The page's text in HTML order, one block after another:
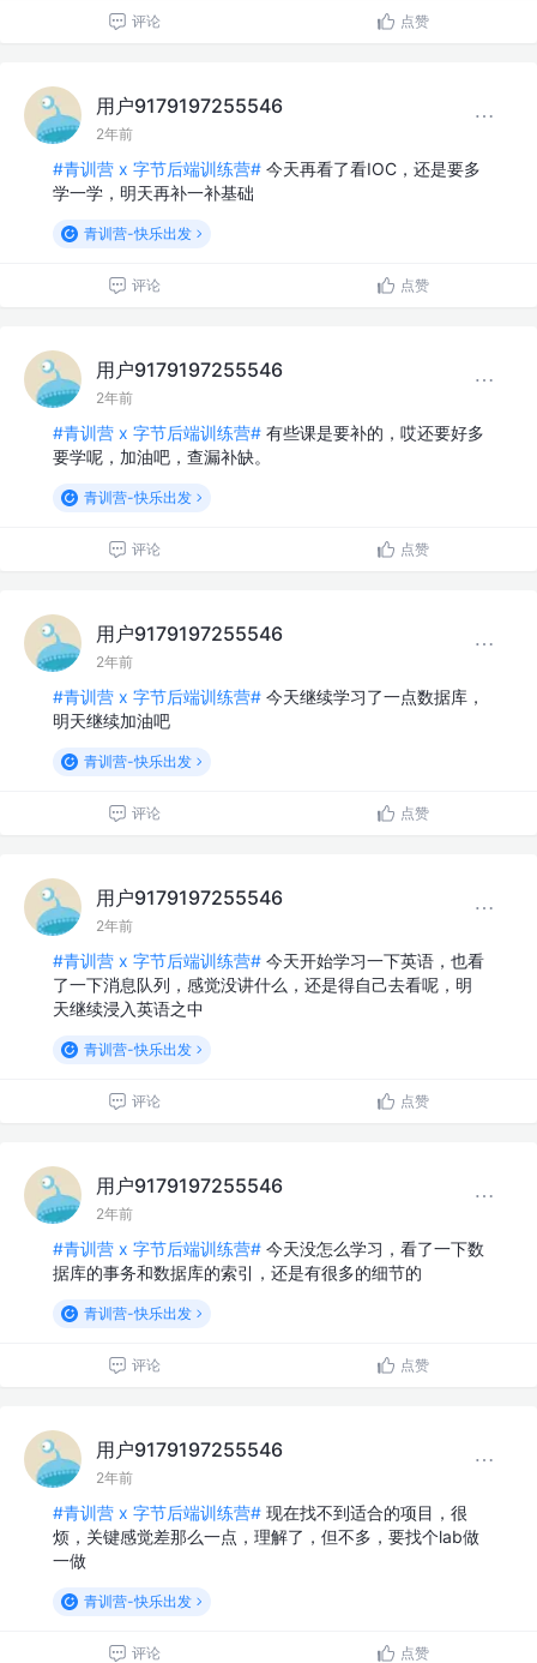
评论 点赞
用户9179197255546
2年前
#青训营 x 字节后端训练营# 今天再看了看IOC，还是要多
学一学，明天再补一补基础
青训营-快乐出发
评论 点赞
用户9179197255546
2年前
#青训营 x 字节后端训练营# 有些课是要补的，哎还要好多
要学呢，加油吧，查漏补缺。
青训营-快乐出发
评论 点赞
用户9179197255546
2年前
#青训营 x 字节后端训练营# 今天继续学习了一点数据库，
明天继续加油吧
青训营-快乐出发
评论 点赞
用户9179197255546
2年前
#青训营 x 字节后端训练营# 今天开始学习一下英语，也看
了一下消息队列，感觉没讲什么，还是得自己去看呢，明
天继续浸入英语之中
青训营-快乐出发
评论 点赞
用户9179197255546
2年前
#青训营 x 字节后端训练营# 今天没怎么学习，看了一下数
据库的事务和数据库的索引，还是有很多的细节的
青训营-快乐出发
评论 点赞
用户9179197255546
2年前
#青训营 x 字节后端训练营# 现在找不到适合的项目，很
烦，关键感觉差那么一点，理解了，但不多，要找个lab做
一做
青训营-快乐出发
评论 点赞